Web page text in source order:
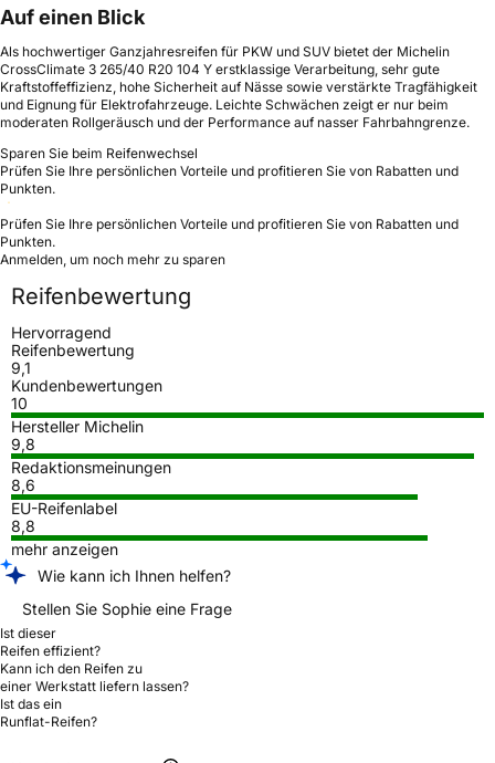
Auf einen Blick
Als hochwertiger Ganzjahresreifen für PKW und SUV bietet der Michelin
CrossClimate 3 265/40 R20 104 Y erstklassige Verarbeitung, sehr gute
Kraftstoffeffizienz, hohe Sicherheit auf Nässe sowie verstärkte Tragfähigkeit
und Eignung für Elektrofahrzeuge. Leichte Schwächen zeigt er nur beim
moderaten Rollgeräusch und der Performance auf nasser Fahrbahngrenze.
Sparen Sie beim Reifenwechsel
Prüfen Sie Ihre persönlichen Vorteile und profitieren Sie von Rabatten und
Punkten.
Prüfen Sie Ihre persönlichen Vorteile und profitieren Sie von Rabatten und
Punkten.
Anmelden, um noch mehr zu sparen
Reifenbewertung
Hervorragend
Reifenbewertung
9,1
Kundenbewertungen
10
Hersteller Michelin
9,8
Redaktionsmeinungen
8,6
EU-Reifenlabel
8,8
mehr anzeigen
Wie kann ich Ihnen helfen?
Stellen Sie Sophie eine Frage
Ist dieser
Reifen effizient?
Kann ich den Reifen zu
einer Werkstatt liefern lassen?
Ist das ein
Runflat-Reifen?